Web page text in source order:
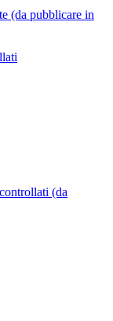
(da pubblicare in
(da